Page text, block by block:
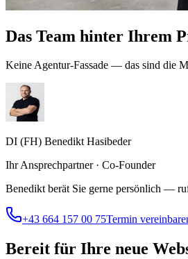
Das Team hinter Ihrem
Keine Agentur-Fassade — das sind die
DI (FH) Benedikt Hasibeder
Ihr Ansprechpartner · Co-Founder
Benedikt berät Sie gerne persönlich —
+43 664 157 00 75Termin
Bereit für Ihre neue